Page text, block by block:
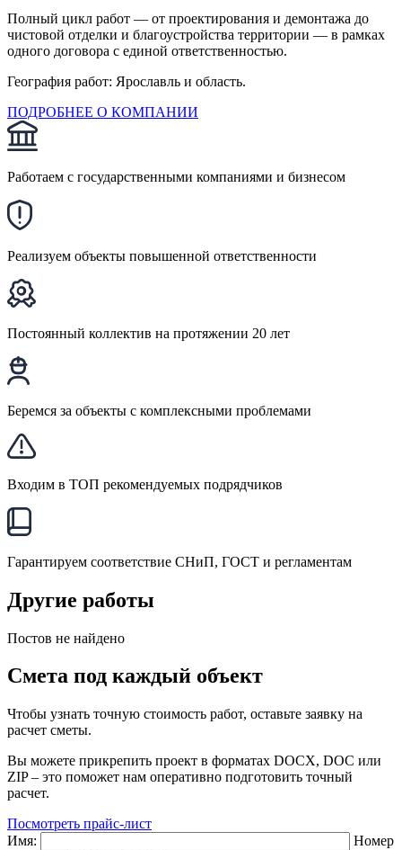
Полный цикл работ — от проектирования и демонтажа до
чистовой отделки и благоустройства территории — в рамках
одного договора с единой ответственностью.
География работ: Ярославль и область.
ПОДРОБНЕЕ О КОМПАНИИ
Работаем с государственными компаниями и бизнесом
Реализуем объекты повышенной ответственности
Постоянный коллектив на протяжении 20 лет
Беремся за объекты с комплексными проблемами
Входим в ТОП рекомендуемых подрядчиков
Гарантируем соответствие СНиП, ГОСТ и регламентам
Другие работы
Постов не найдено
Смета под каждый объект
Чтобы узнать точную стоимость работ, оставьте заявку на
расчет сметы.
Вы можете прикрепить проект в форматах DOCX, DOC или
ZIP – это поможет нам оперативно подготовить точный
расчет.
Посмотреть прайс-лист
Имя:
Номер